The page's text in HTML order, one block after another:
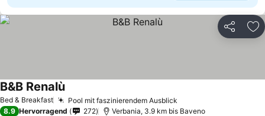
Teilen
Bed & Breakfast Pool mit faszinierendem Ausblick
B&B Renalù
8.9 Hervorragend 272 Verbania, 3.9 km bis Baveno